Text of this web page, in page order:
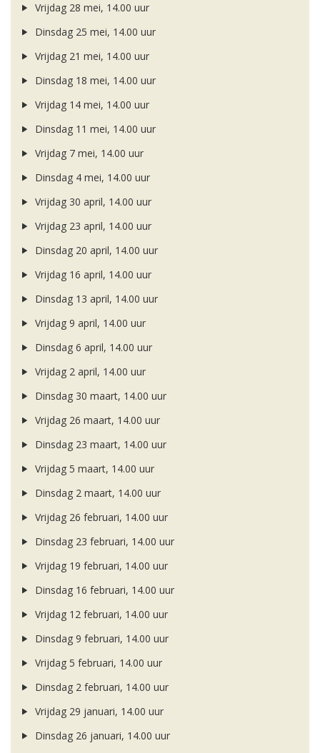
Vrijdag 28 mei, 14.00 uur
Dinsdag 25 mei, 14.00 uur
Vrijdag 21 mei, 14.00 uur
Dinsdag 18 mei, 14.00 uur
Vrijdag 14 mei, 14.00 uur
Dinsdag 11 mei, 14.00 uur
Vrijdag 7 mei, 14.00 uur
Dinsdag 4 mei, 14.00 uur
Vrijdag 30 april, 14.00 uur
Vrijdag 23 april, 14.00 uur
Dinsdag 20 april, 14.00 uur
Vrijdag 16 april, 14.00 uur
Dinsdag 13 april, 14.00 uur
Vrijdag 9 april, 14.00 uur
Dinsdag 6 april, 14.00 uur
Vrijdag 2 april, 14.00 uur
Dinsdag 30 maart, 14.00 uur
Vrijdag 26 maart, 14.00 uur
Dinsdag 23 maart, 14.00 uur
Vrijdag 5 maart, 14.00 uur
Dinsdag 2 maart, 14.00 uur
Vrijdag 26 februari, 14.00 uur
Dinsdag 23 februari, 14.00 uur
Vrijdag 19 februari, 14.00 uur
Dinsdag 16 februari, 14.00 uur
Vrijdag 12 februari, 14.00 uur
Dinsdag 9 februari, 14.00 uur
Vrijdag 5 februari, 14.00 uur
Dinsdag 2 februari, 14.00 uur
Vrijdag 29 januari, 14.00 uur
Dinsdag 26 januari, 14.00 uur